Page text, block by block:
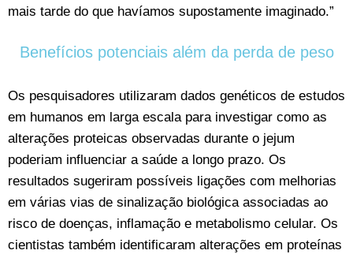
mais tarde do que havíamos supostamente imaginado.”
Benefícios potenciais além da perda de peso
Os pesquisadores utilizaram dados genéticos de estudos
em humanos em larga escala para investigar como as
alterações proteicas observadas durante o jejum
poderiam influenciar a saúde a longo prazo. Os
resultados sugeriram possíveis ligações com melhorias
em várias vias de sinalização biológica associadas ao
risco de doenças, inflamação e metabolismo celular. Os
cientistas também identificaram alterações em proteínas